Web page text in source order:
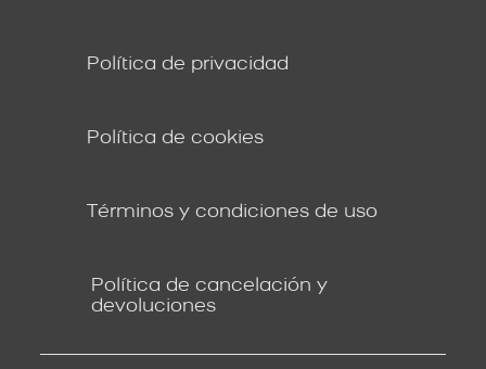
Política de privacidad
Política de cookies
Términos y condiciones de uso
Política de cancelación y
devoluciones